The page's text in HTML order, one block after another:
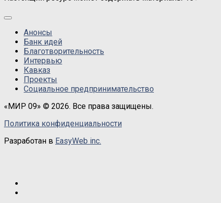
Анонсы
Банк идей
Благотворительность
Интервью
Кавказ
Проекты
Социальное предпринимательство
«МИР 09» © 2026. Все права защищены.
Политика конфиденциальности
Разработан в EasyWeb inc.